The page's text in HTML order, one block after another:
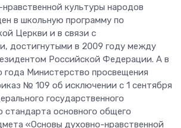
культуры народов
в школьную программу по
Церкви и в связи с
достигнутыми в 2009 году между
Российской Федерации. А в
года Министерство просвещения
№ 109 об исключении с 1 сентября
государственного
стандарта основного общего
«Основы духовно-нравственной